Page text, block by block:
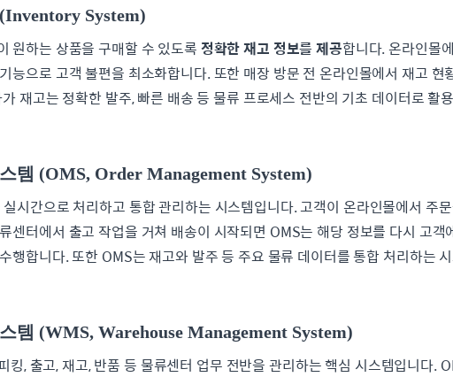
System)
원하는 상품을 구매할 수 있도록 정확한 재고 정보를 제공합니다. 온라인몰
능으로 고객 불편을 최소화합니다. 또한 매장 방문 전 온라인몰에서 재고
재고는 정확한 발주, 빠른 배송 등 물류 프로세스 전반의 기초 데이터로 활
템 (OMS, Order Management System)
시간으로 처리하고 통합 관리하는 시스템입니다. 고객이 온라인몰에서 주
센터에서 출고 작업을 거쳐 배송이 시작되면 OMS는 해당 정보를 다시 고객
행합니다. 또한 OMS는 재고와 발주 등 주요 물류 데이터를 통합 처리하는
템 (WMS, Warehouse Management System)
킹, 출고, 재고, 반품 등 물류센터 업무 전반을 관리하는 핵심 시스템입니다.